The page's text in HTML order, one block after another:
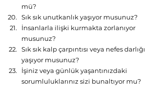
mü?
Sık sık unutkanlık yaşıyor musunuz?
İnsanlarla ilişki kurmakta zorlanıyor
musunuz?
Sık sık kalp çarpıntısı veya nefes darlığı
yaşıyor musunuz?
İşiniz veya günlük yaşantınızdaki
sorumluluklarınız sizi bunaltıyor mu?